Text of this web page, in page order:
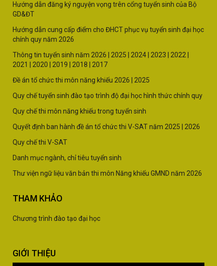
Hướng dẫn đăng ký nguyện vọng trên cổng tuyển sinh của Bộ
GD&ĐT
Hướng dẫn cung cấp điểm cho ĐHCT phục vụ tuyển sinh đại học
chính quy năm 2026
Thông tin tuyển sinh năm 2026 | 2025 2024 2023 2022
2021
2020 2019 2018
2017
Đề án tổ chức thi môn năng khiếu 2026
2025
Quy chế tuyển sinh đào tạo trình độ đại học hình thức chính quy
Quy chế thi môn năng khiếu trong tuyển sinh
Quyết định ban hành đề án tổ chức thi V-SAT năm 2025
2026
Quy chế thi V-SAT
Danh mục ngành, chỉ tiêu tuyển sinh
Thư viện ngữ liệu văn bản thi môn Năng khiếu GMND năm 2026
THAM KHẢO
Chương trình đào tạo đại học
GIỚI THIỆU